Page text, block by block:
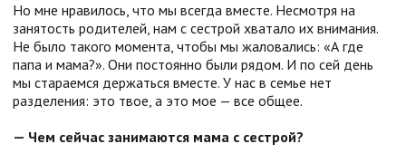
Но мне нравилось, что мы всегда вместе. Несмотря на
занятость родителей, нам с сестрой хватало их внимания.
Не было такого момента, чтобы мы жаловались: «А где
папа и мама?». Они постоянно были рядом. И по сей день
мы стараемся держаться вместе. У нас в семье нет
разделения: это твое, а это мое — все общее.
— Чем сейчас занимаются мама с сестрой?